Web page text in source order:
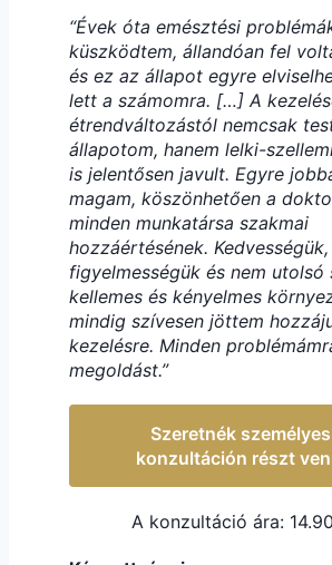
“Évek óta emésztési
küszködtem, állandóan fel
és ez az állapot egyre
lett a számomra. […] A
étrendváltozástól nemcsak
állapotom, hanem lelki-
is jelentősen javult. Egyre
magam, köszönhetően a
minden munkatársa szakmai
hozzáértésének. Kedvességük,
figyelmességük és nem utolsó
kellemes és kényelmes
mindig szívesen jöttem
kezelésre. Minden
megoldást.”
Szeretnék személyes
konzultáción részt
A konzultáció ára: